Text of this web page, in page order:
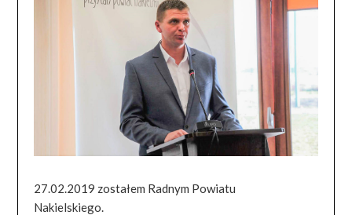
27.02.2019 zostałem Radnym Powiatu
Nakielskiego.